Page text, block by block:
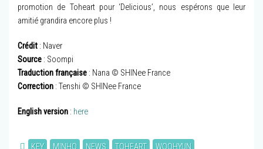
promotion de Toheart pour ‘Delicious’, nous espérons que leur
amitié grandira encore plus !
Crédit : Naver
Source : Soompi
Traduction française : Nana © SHINee France
Correction : Tenshi © SHINee France
English version : here
KEY MINHO NEWS TOHEART WOOHYUN